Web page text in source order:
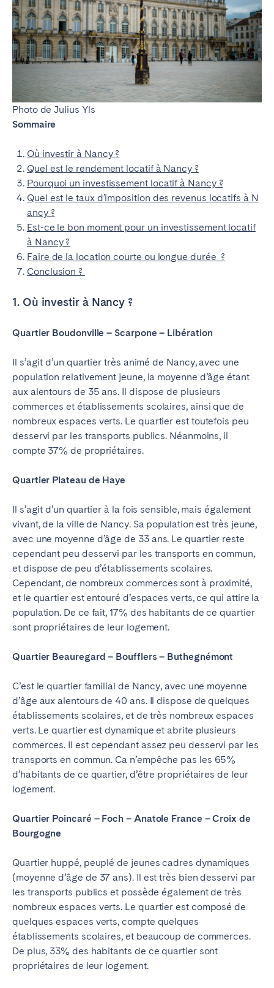
Photo de Julius Yls
Sommaire
Où investir à Nancy ?
Quel est le rendement locatif à Nancy ?
Pourquoi un investissement locatif à Nancy ?
Quel est le taux d’imposition des revenus locatifs à N
ancy ?
Est-ce le bon moment pour un investissement locatif
à Nancy ?
Faire de la location courte ou longue durée ?
Conclusion ?
1. Où investir à Nancy ?
Quartier Boudonville – Scarpone – Libération
Il s’agit d’un quartier très animé de Nancy, avec une
population relativement jeune, la moyenne d’âge étant
aux alentours de 35 ans. Il dispose de plusieurs
commerces et établissements scolaires, ainsi que de
nombreux espaces verts. Le quartier est toutefois peu
desservi par les transports publics. Néanmoins, il
compte 37% de propriétaires.
Quartier Plateau de Haye
Il s’agit d’un quartier à la fois sensible, mais également
vivant, de la ville de Nancy. Sa population est très jeune,
avec une moyenne d’âge de 33 ans. Le quartier reste
cependant peu desservi par les transports en commun,
et dispose de peu d’établissements scolaires.
Cependant, de nombreux commerces sont à proximité,
et le quartier est entouré d’espaces verts, ce qui attire la
population. De ce fait, 17% des habitants de ce quartier
sont propriétaires de leur logement.
Quartier Beauregard – Boufflers – Buthegnémont
C’est le quartier familial de Nancy, avec une moyenne
d’âge aux alentours de 40 ans. Il dispose de quelques
établissements scolaires, et de très nombreux espaces
verts. Le quartier est dynamique et abrite plusieurs
commerces. Il est cependant assez peu desservi par les
transports en commun. Ca n’empêche pas les 65%
d’habitants de ce quartier, d’être propriétaires de leur
logement.
Quartier Poincaré – Foch – Anatole France – Croix de
Bourgogne
Quartier huppé, peuplé de jeunes cadres dynamiques
(moyenne d’âge de 37 ans). Il est très bien desservi par
les transports publics et possède également de très
nombreux espaces verts. Le quartier est composé de
quelques espaces verts, compte quelques
établissements scolaires, et beaucoup de commerces.
De plus, 33% des habitants de ce quartier sont
propriétaires de leur logement.